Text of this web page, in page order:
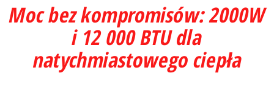
Moc bez kompromisów: 2000W
i 12 000 BTU dla
natychmiastowego ciepła